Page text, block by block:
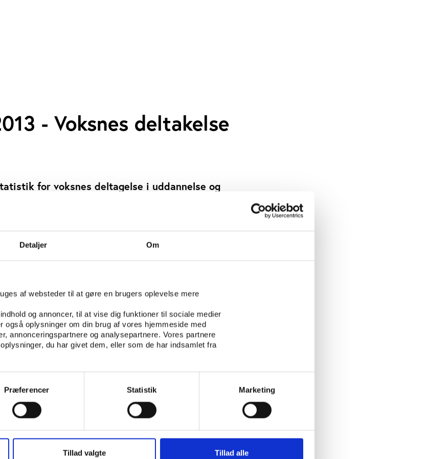
Detaljer Om
af websteder til at gøre en brugers oplevelse mere
og annoncer, til at vise dig funktioner til sociale medier
også oplysninger om din brug af vores hjemmeside med
annonceringspartnere og analysepartnere. Vores partnere
du har givet dem, eller som de har indsamlet fra
Præferencer Statistik Marketing
Tillad valgte Tillad alle
- Voksnes deltakelse
for voksnes deltagelse i uddannelse og
hvilket svarer til aftenskolerne i
fagskoler og videregående uddannelser.
ANDERS FREMMING ANDERSSEN
KOMPETANSEPOLITIKK